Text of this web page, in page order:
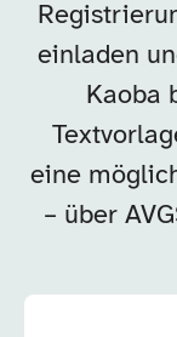
einladen
Kaoba
eine
– über